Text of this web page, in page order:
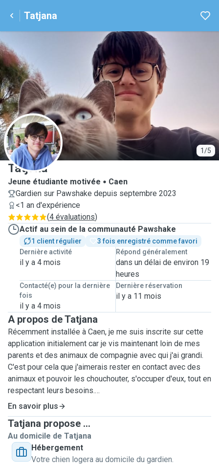
Tatjana
1/5
T
Tatjana
Jeune étudiante motivée
Caen
Gardien sur Pawshake depuis septembre 2023
<1 an d'expérience
(4 évaluations)
Actif au sein de la communauté Pawshake
1 client régulier
3 fois enregistré comme favori
Dernière activité
il y a 4 mois
Répond généralement
dans un délai de environ 19
heures
Contacté(e) pour la dernière
fois
il y a 4 mois
Dernière réservation
il y a 11 mois
A propos de Tatjana
Récemment installée à Caen, je me suis inscrite sur cette
application initialement car je vis maintenant loin de mes
parents et des animaux de compagnie avec qui j'ai grandi.
C'est pour cela que j'aimerais rester en contact avec des
animaux et pouvoir les chouchouter, s'occuper d'eux, tout en
respectant leurs besoins.
Je souhaite utiliser mon temps libre pour améliorer le
quotidien de vos petites bêtes, les dépenser et les
occuper tout en m'aérant l'esprit en même temps :)
Je n'ai peur d'aucun type de chiens et chats et je suis très
patiente et attentionnée.
Alors confiez moi vos animaux, du pitbull au corgi !
En savoir plus
Tatjana propose ...
Au domicile de Tatjana
Hébergement
Votre chien logera au domicile du gardien.